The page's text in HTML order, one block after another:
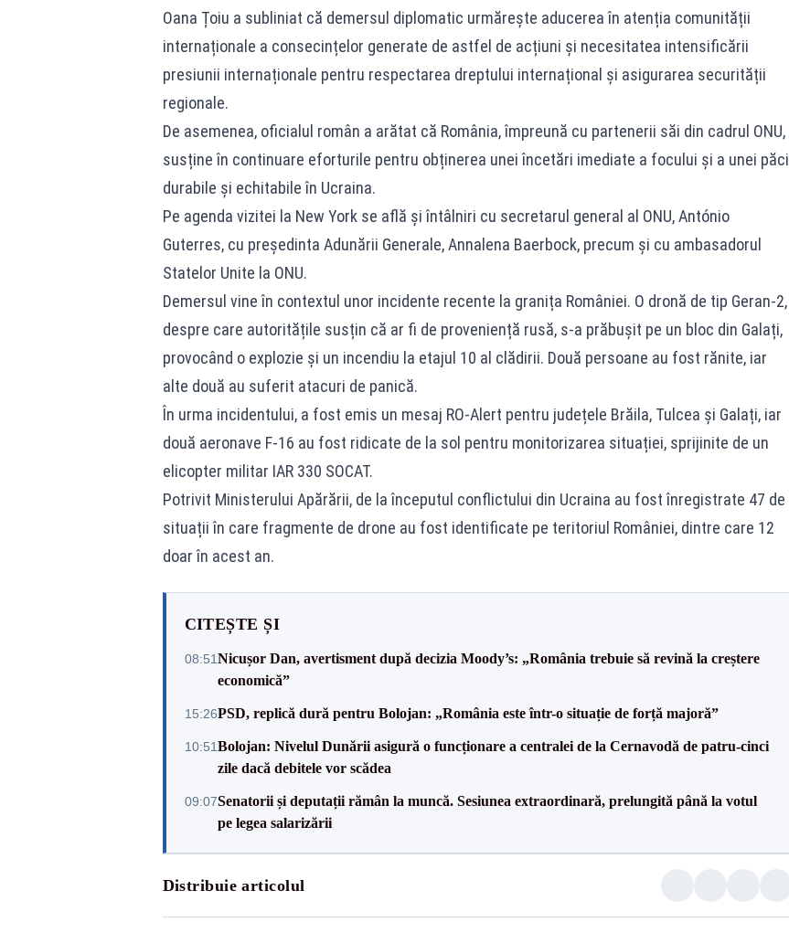
Oana Țoiu a subliniat că demersul diplomatic urmărește aducerea în atenția comunității
internaționale a consecințelor generate de astfel de acțiuni și necesitatea intensificării
presiunii internaționale pentru respectarea dreptului internațional și asigurarea securității
regionale.
De asemenea, oficialul român a arătat că România, împreună cu partenerii săi din cadrul ONU,
susține în continuare eforturile pentru obținerea unei încetări imediate a focului și a unei păci
durabile și echitabile în Ucraina.
Pe agenda vizitei la New York se află și întâlniri cu secretarul general al ONU, António
Guterres, cu președinta Adunării Generale, Annalena Baerbock, precum și cu ambasadorul
Statelor Unite la ONU.
Demersul vine în contextul unor incidente recente la granița României. O dronă de tip Geran-2,
despre care autoritățile susțin că ar fi de proveniență rusă, s-a prăbușit pe un bloc din Galați,
provocând o explozie și un incendiu la etajul 10 al clădirii. Două persoane au fost rănite, iar
alte două au suferit atacuri de panică.
În urma incidentului, a fost emis un mesaj RO-Alert pentru județele Brăila, Tulcea și Galați, iar
două aeronave F-16 au fost ridicate de la sol pentru monitorizarea situației, sprijinite de un
elicopter militar IAR 330 SOCAT.
Potrivit Ministerului Apărării, de la începutul conflictului din Ucraina au fost înregistrate 47 de
situații în care fragmente de drone au fost identificate pe teritoriul României, dintre care 12
doar în acest an.
CITEȘTE ȘI
08:51Nicușor Dan, avertisment după decizia Moody’s: „România trebuie să revină la creștere
economică”
15:26PSD, replică dură pentru Bolojan: „România este într-o situație de forță majoră”
10:51Bolojan: Nivelul Dunării asigură o funcționare a centralei de la Cernavodă de patru-cinci
zile dacă debitele vor scădea
09:07Senatorii și deputații rămân la muncă. Sesiunea extraordinară, prelungită până la votul
pe legea salarizării
Distribuie articolul